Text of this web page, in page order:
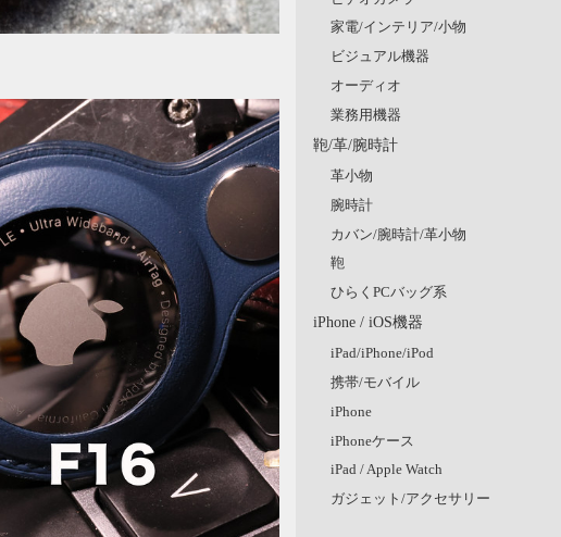
家電/インテリア/小物
ビジュアル機器
オーディオ
業務用機器
鞄/革/腕時計
革小物
腕時計
カバン/腕時計/革小物
鞄
ひらくPCバッグ系
iPhone / iOS機器
iPad/iPhone/iPod
携帯/モバイル
iPhone
iPhoneケース
iPad / Apple Watch
ガジェット/アクセサリー